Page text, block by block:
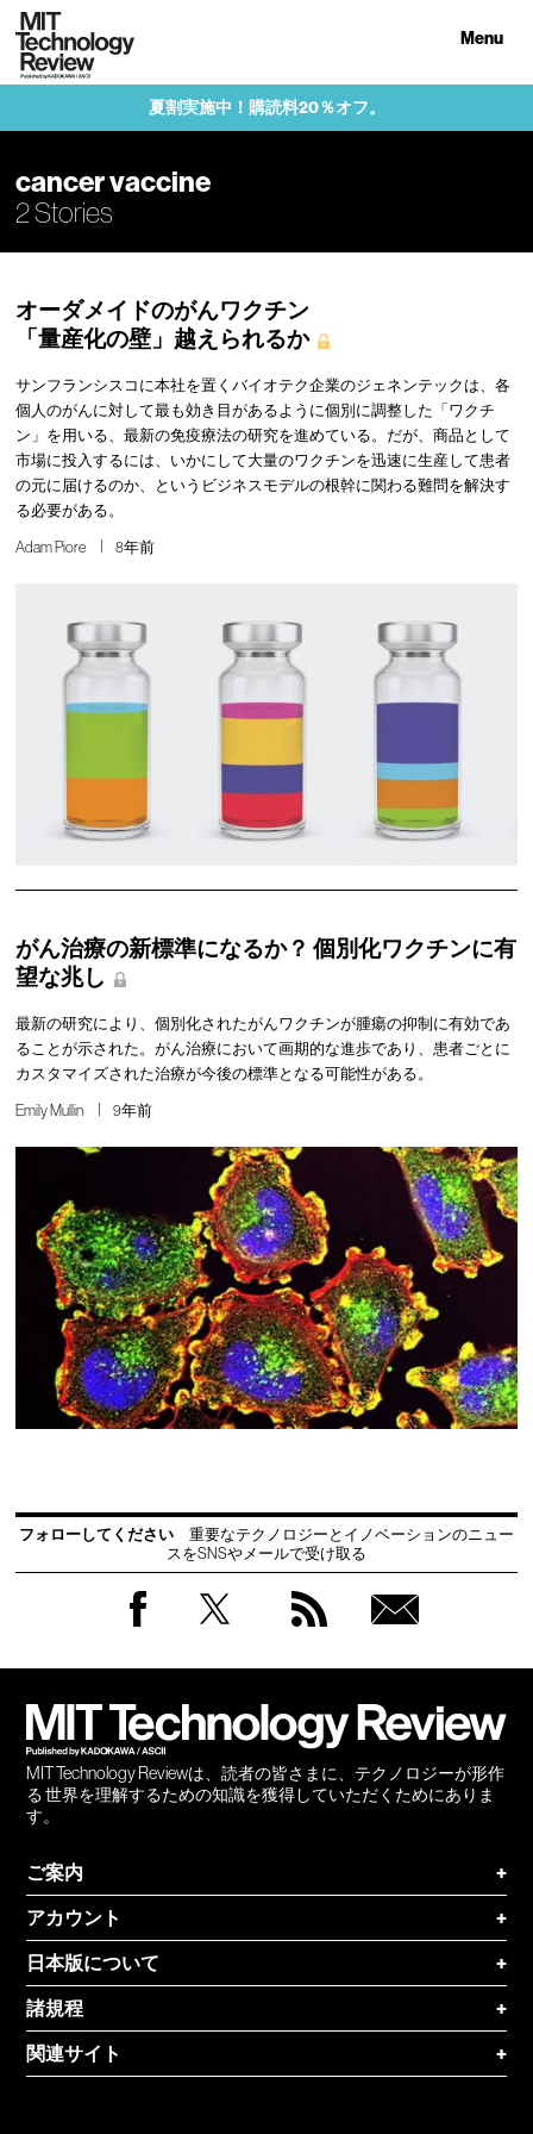
Menu
夏割実施中！購読料20％オフ。
cancer vaccine
2 Stories
オーダメイドのがんワクチン
「量産化の壁」越えられるか
サンフランシスコに本社を置くバイオテク企業のジェネンテックは、各
個人のがんに対して最も効き目があるように個別に調整した「ワクチ
ン」を用いる、最新の免疫療法の研究を進めている。だが、商品として
市場に投入するには、いかにして大量のワクチンを迅速に生産して患者
の元に届けるのか、というビジネスモデルの根幹に関わる難問を解決す
る必要がある。
Adam Piore 8年前
がん治療の新標準になるか？ 個別化ワクチンに有
望な兆し
最新の研究により、個別化されたがんワクチンが腫瘍の抑制に有効であ
ることが示された。がん治療において画期的な進歩であり、患者ごとに
カスタマイズされた治療が今後の標準となる可能性がある。
Emily Mullin 9年前
フォローしてください
重要なテクノロジーとイノベーションのニュー
スをSNSやメールで受け取る
MIT Technology Reviewは、読者の皆さまに、テクノロジーが形作
る 世界を理解するための知識を獲得していただくためにありま
す。
ご案内
+
アカウント
+
日本版について
+
諸規程
+
関連サイト
+